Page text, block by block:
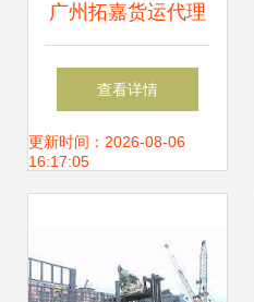
广州拓嘉货运代理
广州到成都长途运
输的专业选择
查看详情
更新时间：2026-08-06
16:17:05